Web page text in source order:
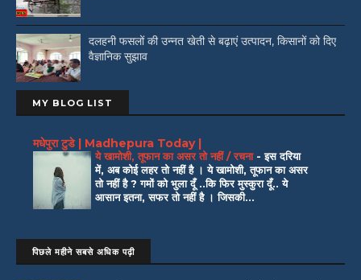
दलहनी फसलों की उन्नत खेती से बढ़ाएं उत्पादन, किसानों को दिए
वैज्ञानिक सुझाव
MY BLOG LIST
मधेपुरा टुडे | Madhepura Today |
ये खामोशी, तूफान का असर तो नहीं / रचना -इस दरिया
में, अब कोई लहर तो नहीं है । ये खामोशी, तूफान का असर
तो नहीं है ? गमों को भुला दूँ ..कि फिर मुस्कुरा दूँ.. ये
आसान इतना, सफर तो नहीं है । जिसकी...
पिछले महीने सबसे अधिक पढ़ी